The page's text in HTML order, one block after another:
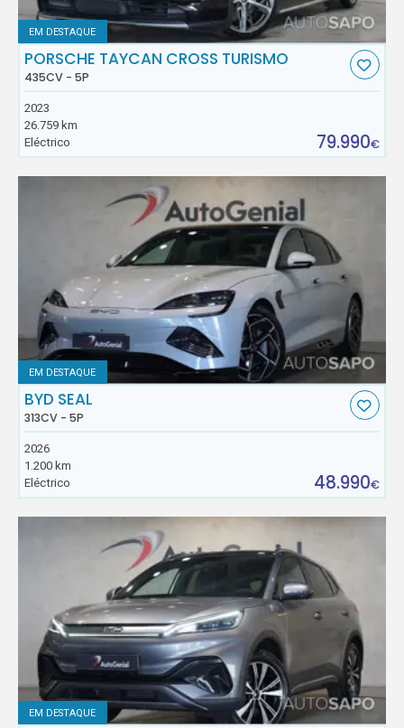
EM DESTAQUE
PORSCHE TAYCAN CROSS TURISMO
435CV - 5P
2023
26.759 km
Eléctrico
79.990€
EM DESTAQUE
BYD SEAL
313CV - 5P
2026
1.200 km
Eléctrico
48.990€
EM DESTAQUE